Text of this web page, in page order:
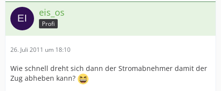
eis_os
Profi
26. Juli 2011 um 18:10
Wie schnell dreht sich dann der Stromabnehmer damit der
Zug abheben kann?